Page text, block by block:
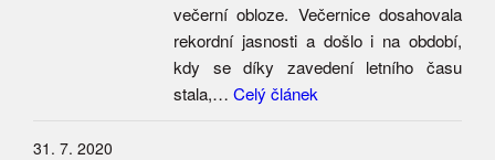
večerní obloze. Večernice dosahovala
rekordní jasnosti a došlo i na období,
kdy se díky zavedení letního času
stala,… Celý článek
31. 7. 2020